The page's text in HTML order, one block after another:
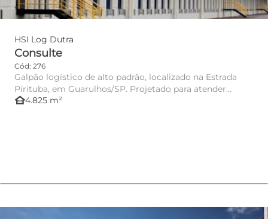
HSI Log Dutra
Consulte
Cód: 276
Galpão logístico de alto padrão, localizado na Estrada
Pirituba, em Guarulhos/SP. Projetado para atender
operações log...
other_houses4.825 m²